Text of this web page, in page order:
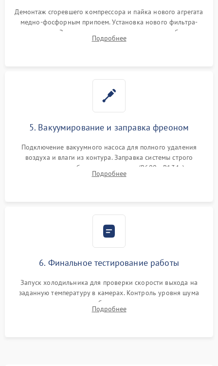
Демонтаж сгоревшего компрессора и пайка нового агрегата
медно-фосфорным припоем. Установка нового фильтра-
осушителя. Замена изношенных вентиляторов обдува,
сломанных заслонок или поврежденных дверных петель.
Подробнее
5. Вакуумирование и заправка фреоном
Подключение вакуумного насоса для полного удаления
воздуха и влаги из контура. Заправка системы строго
дозированным объемом хладагента (R600a, R134a) по
электронным весам. Контроль рабочего давления в системе.
Подробнее
6. Финальное тестирование работы
Запуск холодильника для проверки скорости выхода на
заданную температуру в камерах. Контроль уровня шума
компрессора, отсутствия обмерзания стенок и корректного
срабатывания системы автоматической оттайки.
Подробнее